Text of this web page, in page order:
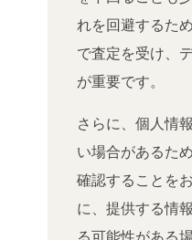
れを回避するた
で査定を受け、
が重要です。
さらに、個人情
い場合があるた
確認することを
に、提供する情
る可能性がある